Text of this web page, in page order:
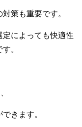
策も重要です。
定によっても快適性
。
きます。